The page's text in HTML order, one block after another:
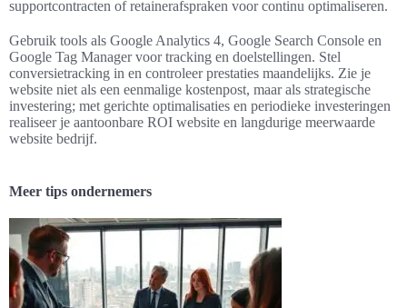
supportcontracten of retainerafspraken voor continu optimaliseren.
Gebruik tools als Google Analytics 4, Google Search Console en
Google Tag Manager voor tracking en doelstellingen. Stel
conversietracking in en controleer prestaties maandelijks. Zie je
website niet als een eenmalige kostenpost, maar als strategische
investering; met gerichte optimalisaties en periodieke investeringen
realiseer je aantoonbare ROI website en langdurige meerwaarde
website bedrijf.
Meer tips ondernemers